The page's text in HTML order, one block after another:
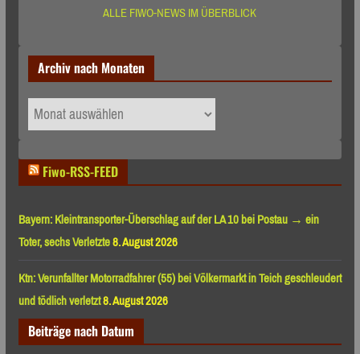
ALLE FIWO-NEWS IM ÜBERBLICK
Archiv nach Monaten
Archiv
nach
Fiwo-RSS-FEED
Bayern: Kleintransporter-Überschlag auf der LA 10 bei Postau → ein
Toter, sechs Verletzte8. August 2026
Ktn: Verunfallter Motorradfahrer (55) bei Völkermarkt in Teich geschleudert
und tödlich verletzt8. August 2026
Beiträge nach Datum